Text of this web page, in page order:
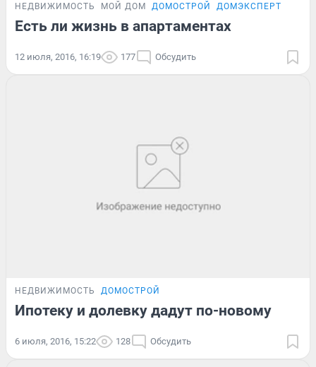
НЕДВИЖИМОСТЬ МОЙ ДОМ ДОМОСТРОЙ ДОМЭКСПЕРТ
Есть ли жизнь в апартаментах
12 июля, 2016, 16:19 177 Обсудить
НЕДВИЖИМОСТЬ ДОМОСТРОЙ
Ипотеку и долевку дадут по-новому
6 июля, 2016, 15:22 128 Обсудить